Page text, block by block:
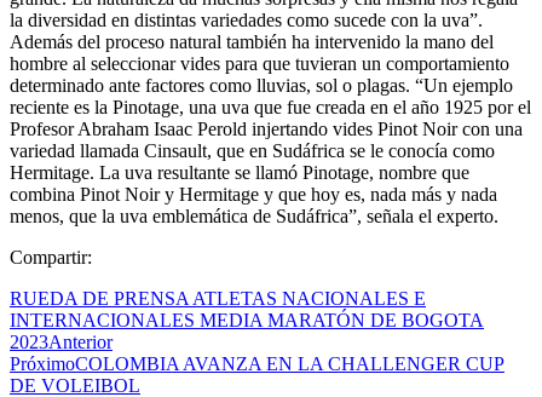
la diversidad en distintas variedades como sucede con la uva”.
Además del proceso natural también ha intervenido la mano del
hombre al seleccionar vides para que tuvieran un comportamiento
determinado ante factores como lluvias, sol o plagas. “Un ejemplo
reciente es la Pinotage, una uva que fue creada en el año 1925 por el
Profesor Abraham Isaac Perold injertando vides Pinot Noir con una
variedad llamada Cinsault, que en Sudáfrica se le conocía como
Hermitage. La uva resultante se llamó Pinotage, nombre que
combina Pinot Noir y Hermitage y que hoy es, nada más y nada
menos, que la uva emblemática de Sudáfrica”, señala el experto.
Compartir:
RUEDA DE PRENSA ATLETAS NACIONALES E
INTERNACIONALES MEDIA MARATÓN DE BOGOTA
2023Anterior
PróximoCOLOMBIA AVANZA EN LA CHALLENGER CUP
DE VOLEIBOL